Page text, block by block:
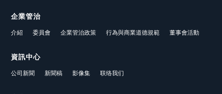
企業管治
介紹 委員會 企業管治政策 行為與商業道德規範 董事會活動
資訊中心
公司新聞 新聞稿 影像集 联络我们